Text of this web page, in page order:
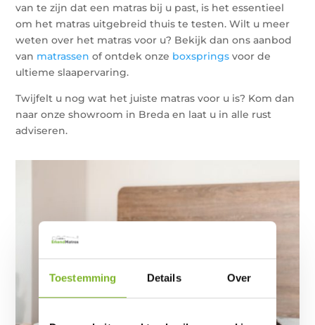
Toestemming Details Over
van te zijn dat een matras bij u past, is het essentieel
om het matras uitgebreid thuis te testen. Wilt u meer
weten over het matras voor u? Bekijk dan ons aanbod
van matrassen of ontdek onze boxsprings voor de
ultieme slaapervaring.
Twijfelt u nog wat het juiste matras voor u is? Kom dan
naar onze showroom in Breda en laat u in alle rust
adviseren.